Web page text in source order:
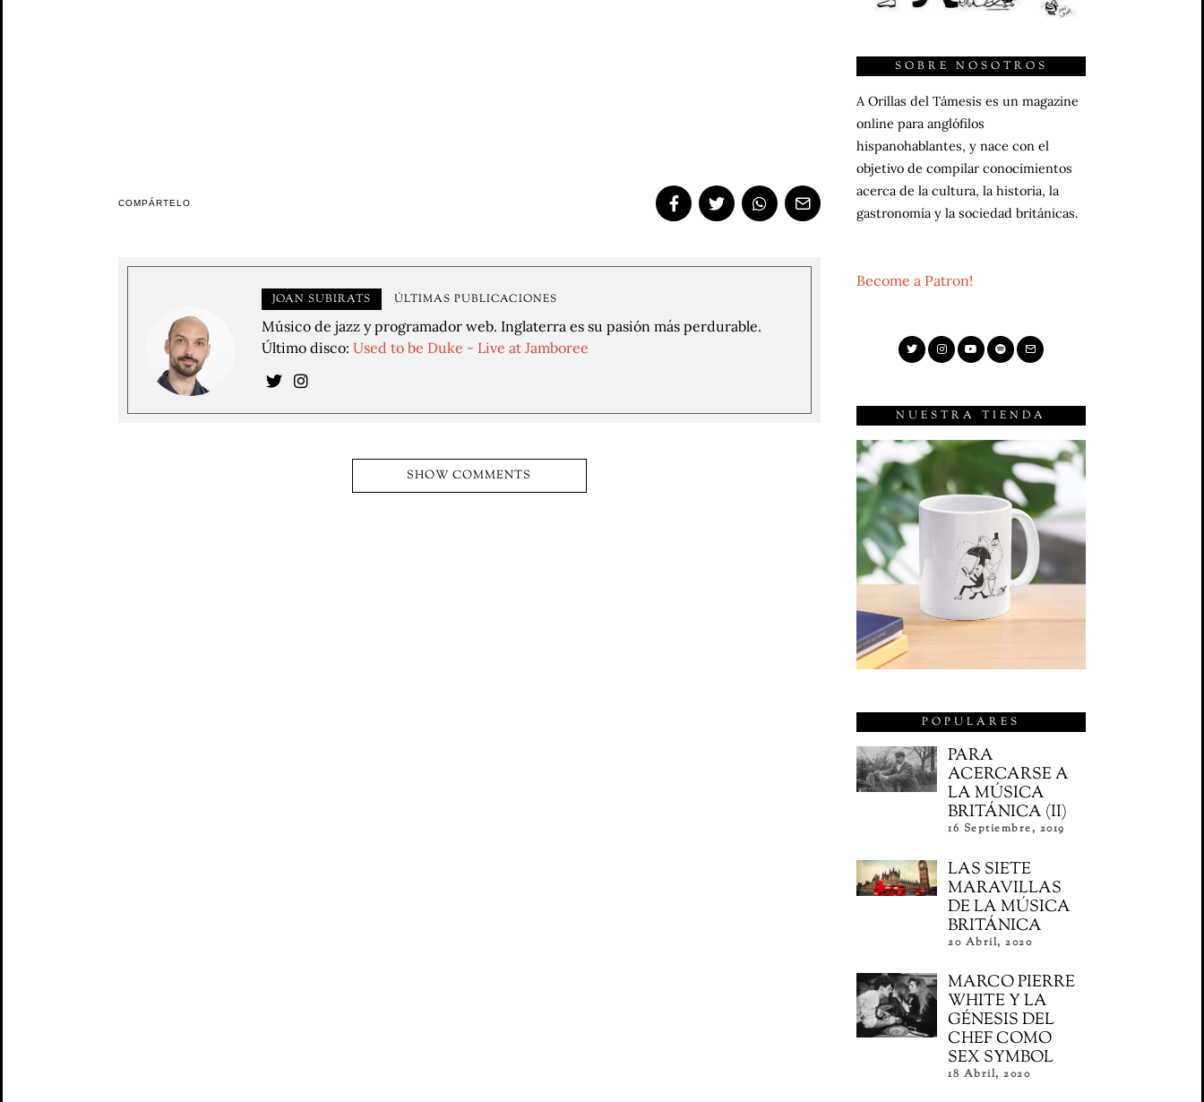
COMPÁRTELO
JOAN SUBIRATS ÚLTIMAS PUBLICACIONES
Músico de jazz y programador web. Inglaterra es su pasión más perdurable.
Último disco:Used to be Duke - Live at Jamboree
SHOW COMMENTS
SOBRE NOSOTROS
A Orillas del Támesis es un magazine
online para anglófilos
hispanohablantes, y nace con el
objetivo de compilar conocimientos
acerca de la cultura, la historia, la
gastronomía y la sociedad británicas.
Become a Patron!
NUESTRA TIENDA
POPULARES
PARA
ACERCARSE A
LA MÚSICA
BRITÁNICA (II)
16 Septiembre, 2019
LAS SIETE
MARAVILLAS
DE LA MÚSICA
BRITÁNICA
20 Abril, 2020
MARCO PIERRE
WHITE Y LA
GÉNESIS DEL
CHEF COMO
SEX SYMBOL
18 Abril, 2020